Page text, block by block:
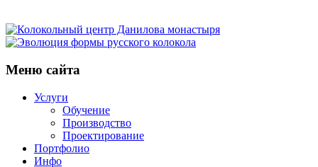
в
Московский
лекция
в
Троице-
Сергиевой
Лавре
в
Ростов
Великий
Московский
детский
звонарей
Фестиваль
звонов
«Даниловские
колокола»
Колокола
для
храма
Вооруженных
России
центр
Данилова
монастыря
Эволюция
формы
русского
колокола
Меню сайта
Услуги
Обучение
Производство
Проектирование
Портфолио
Инфо